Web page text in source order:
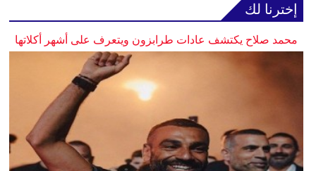
إخترنا لك
محمد صلاح يكتشف عادات طرابزون ويتعرف على أشهر أكلاتها